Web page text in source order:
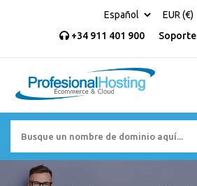
+34 911 401 900 Soporte